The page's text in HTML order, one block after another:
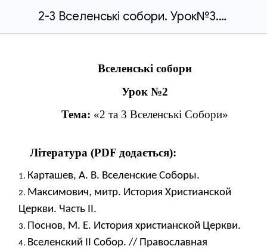
2-3 Вселенські собори. Урок№3.docx
Вселенські собори
Урок №2
Тема: «2 та 3 Вселенські Собори»
Література (PDF додається):
Карташев, А. В. Вселенские Соборы.
Максимович, митр. История Христианской
Церкви. Часть II.
Поснов, М. Е. История христианской Церкви.
Вселенский II Собор. // Православная